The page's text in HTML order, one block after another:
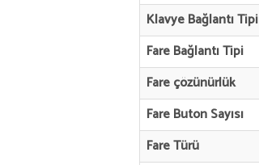
Klavye Bağlantı Tipi
Fare Bağlantı Tipi
Fare çözünürlük
Fare Buton Sayısı
Fare Türü